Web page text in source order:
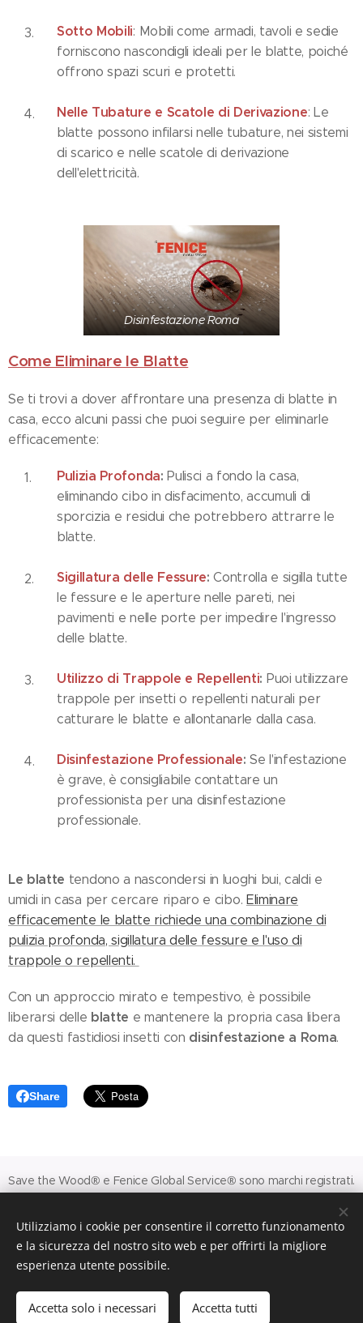
Sotto Mobili: Mobili come armadi, tavoli e sedie
forniscono nascondigli ideali per le blatte, poiché
offrono spazi scuri e protetti.
Nelle Tubature e Scatole di Derivazione: Le
blatte possono infilarsi nelle tubature, nei sistemi
di scarico e nelle scatole di derivazione
dell'elettricità.
Disinfestazione Roma
Come Eliminare le Blatte
Se ti trovi a dover affrontare una presenza di blatte in
casa, ecco alcuni passi che puoi seguire per eliminarle
efficacemente:
Pulizia Profonda: Pulisci a fondo la casa,
eliminando cibo in disfacimento, accumuli di
sporcizia e residui che potrebbero attrarre le
blatte.
Sigillatura delle Fessure: Controlla e sigilla tutte
le fessure e le aperture nelle pareti, nei
pavimenti e nelle porte per impedire l'ingresso
delle blatte.
Utilizzo di Trappole e Repellenti: Puoi utilizzare
trappole per insetti o repellenti naturali per
catturare le blatte e allontanarle dalla casa.
Disinfestazione Professionale: Se l'infestazione
è grave, è consigliabile contattare un
professionista per una disinfestazione
professionale.
Le blatte tendono a nascondersi in luoghi bui, caldi e
umidi in casa per cercare riparo e cibo. Eliminare
efficacemente le blatte richiede una combinazione di
pulizia profonda, sigillatura delle fessure e l'uso di
trappole o repellenti.
Con un approccio mirato e tempestivo, è possibile
liberarsi delle blatte e mantenere la propria casa libera
da questi fastidiosi insetti con disinfestazione a Roma.
Share
Save the Wood® e Fenice Global Service® sono marchi registrati.
© 2026 FGS Srl - Via Filippo Bernardini 30 - 00165 Roma
Codice Fiscale e Partita Iva n. 15951551009.
Info@feniceglobalservice.it www.savethewood.it
Utilizziamo i cookie per consentire il corretto funzionamento
e la sicurezza del nostro sito web e per offrirti la migliore
esperienza utente possibile.
Accetta solo i necessari Accetta tutti